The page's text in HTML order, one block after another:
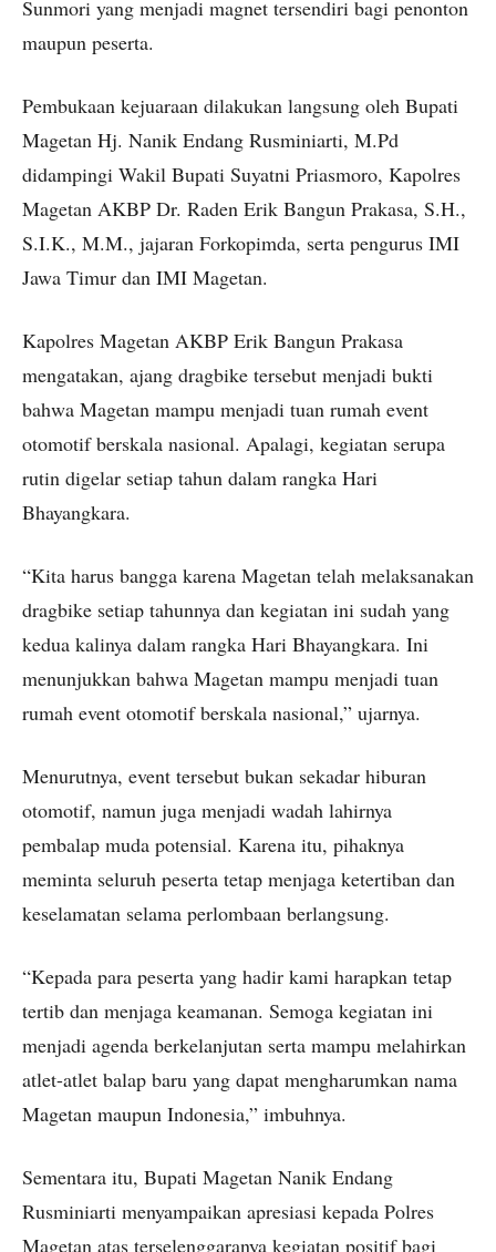
Sunmori yang menjadi magnet tersendiri bagi penonton
maupun peserta.
Pembukaan kejuaraan dilakukan langsung oleh Bupati
Magetan Hj. Nanik Endang Rusminiarti, M.Pd
didampingi Wakil Bupati Suyatni Priasmoro, Kapolres
Magetan AKBP Dr. Raden Erik Bangun Prakasa, S.H.,
S.I.K., M.M., jajaran Forkopimda, serta pengurus IMI
Jawa Timur dan IMI Magetan.
Kapolres Magetan AKBP Erik Bangun Prakasa
mengatakan, ajang dragbike tersebut menjadi bukti
bahwa Magetan mampu menjadi tuan rumah event
otomotif berskala nasional. Apalagi, kegiatan serupa
rutin digelar setiap tahun dalam rangka Hari
Bhayangkara.
“Kita harus bangga karena Magetan telah melaksanakan
dragbike setiap tahunnya dan kegiatan ini sudah yang
kedua kalinya dalam rangka Hari Bhayangkara. Ini
menunjukkan bahwa Magetan mampu menjadi tuan
rumah event otomotif berskala nasional,” ujarnya.
Menurutnya, event tersebut bukan sekadar hiburan
otomotif, namun juga menjadi wadah lahirnya
pembalap muda potensial. Karena itu, pihaknya
meminta seluruh peserta tetap menjaga ketertiban dan
keselamatan selama perlombaan berlangsung.
“Kepada para peserta yang hadir kami harapkan tetap
tertib dan menjaga keamanan. Semoga kegiatan ini
menjadi agenda berkelanjutan serta mampu melahirkan
atlet-atlet balap baru yang dapat mengharumkan nama
Magetan maupun Indonesia,” imbuhnya.
Sementara itu, Bupati Magetan Nanik Endang
Rusminiarti menyampaikan apresiasi kepada Polres
Magetan atas terselenggaranya kegiatan positif bagi